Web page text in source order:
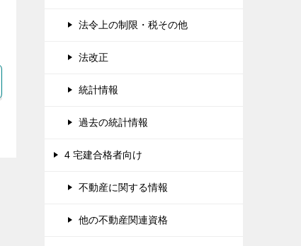
法令上の制限・税その他
法改正
統計情報
過去の統計情報
4 宅建合格者向け
不動産に関する情報
他の不動産関連資格